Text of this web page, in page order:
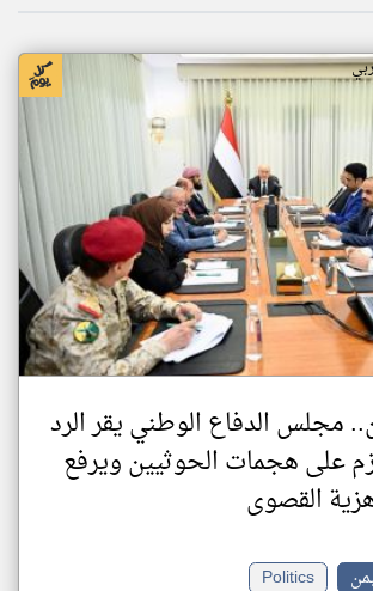
مجلس الدفاع الوطني يقر الرد
على هجمات الحوثيين ويرفع
القصوى
Politics